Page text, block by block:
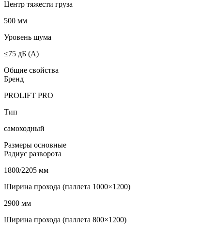
Центр тяжести груза
500 мм
Уровень шума
≤75 дБ (А)
Общие свойства
Бренд
PROLIFT PRO
Тип
самоходный
Размеры основные
Радиус разворота
1800/2205 мм
Ширина прохода (паллета 1000×1200)
2900 мм
Ширина прохода (паллета 800×1200)